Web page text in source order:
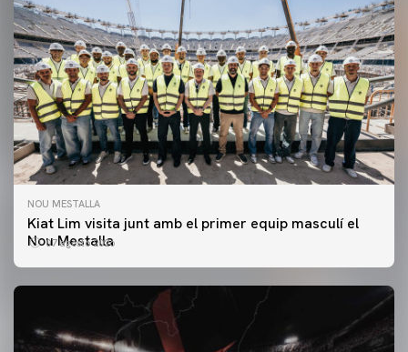
NOU MESTALLA
Kiat Lim visita junt amb el primer equip masculí el
Nou Mestalla
07 agosto 2026